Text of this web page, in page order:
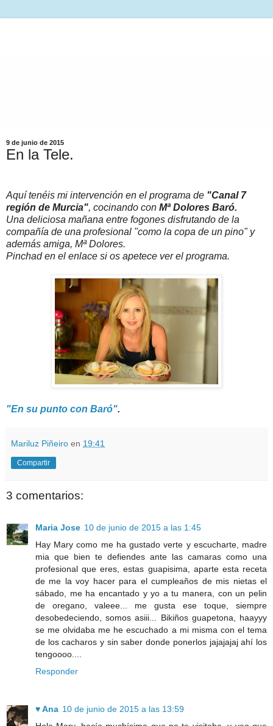
9 de junio de 2015
En la Tele.
Aquí tenéis mi intervención en el programa de "Canal 7
región de Murcia", cocinando con Mª Dolores Baró.
Una deliciosa mañana entre fogones disfrutando de la
compañía de una profesional "como la copa de un pino" y
además amiga, Mª Dolores.
Pinchad en el enlace si os apetece ver el programa.
"En su punto con Baró".
Mariluz Piñeiro en 19:41
Compartir
3 comentarios:
Maria Jose 10 de junio de 2015 a las 1:45
Hay Mary como me ha gustado verte y escucharte, madre
mia que bien te defiendes ante las camaras como una
profesional que eres, estas guapisima, aparte esta receta
de me la voy hacer para el cumpleaños de mis nietas el
sábado, me ha encantado y yo a tu manera, con un pelin
de oregano, valeee... me gusta ese toque, siempre
desobedeciendo, somos asiii... Bikiños guapetona, haayyy
se me olvidaba me he escuchado a mi misma con el tema
de los cacharos y sin saber donde ponerlos jajajajaj ahí los
tengoooo....
Responder
♥ Ana 10 de junio de 2015 a las 13:59